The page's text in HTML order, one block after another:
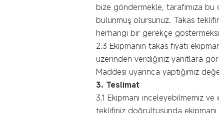
bize göndermekle, tarafımıza
bulunmuş olursunuz. Takas
herhangi bir gerekçe
2.3 Ekipmanın takas fiyatı
üzerinden verdiğiniz yanıtlara
Maddesi uyarınca yaptığımız
3. Teslimat
3.1 Ekipmanı inceleyebilmemiz
teklifiniz doğrultusunda ekipmanı